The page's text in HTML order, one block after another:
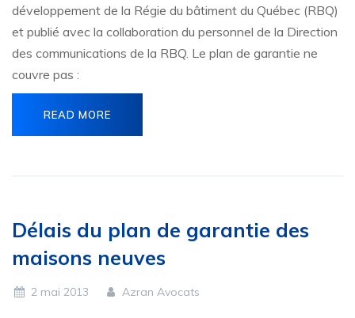
développement de la Régie du bâtiment du Québec (RBQ)
et publié avec la collaboration du personnel de la Direction
des communications de la RBQ. Le plan de garantie ne
couvre pas :
READ MORE
Délais du plan de garantie des
maisons neuves
2 mai 2013 Azran Avocats